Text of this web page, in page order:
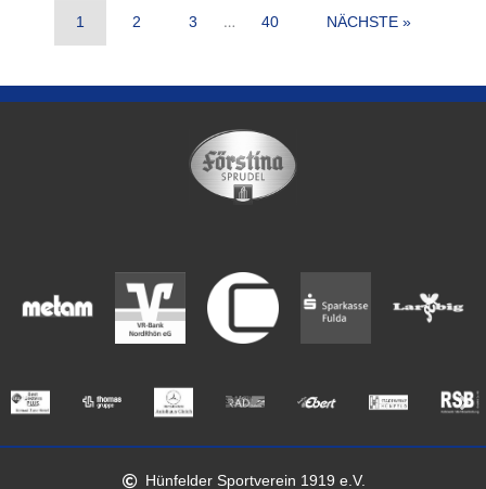
1 2 3 … 40 NÄCHSTE »
Hünfelder Sportverein 1919 e.V.